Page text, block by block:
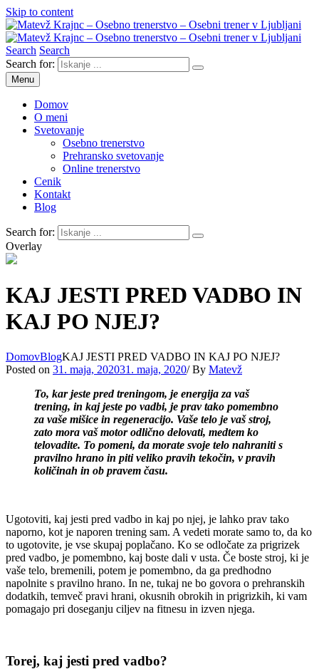
Skip to content
Matevž Krajnc – Osebno trenerstvo – Osebni trener v Ljubljani
Osebno trenerstvo
Search Search
Search for:
Menu
Domov
O meni
Svetovanje
Osebno trenerstvo
Prehransko svetovanje
Online trenerstvo
Cenik
Kontakt
Blog
Search for:
Overlay
KAJ JESTI PRED VADBO IN
KAJ PO NJEJ?
DomovBlogKAJ JESTI PRED VADBO IN KAJ PO NJEJ?
Posted on 31. maja, 202031. maja, 2020/ By Matevž
To, kar jeste pred treningom, je energija za vaš
trening, in kaj jeste po vadbi, je prav tako pomembno
za vaše mišice in regeneracijo. Vaše telo je vaš stroj,
zato mora vaš motor odlično delovati, medtem ko
telovadite. To pomeni, da morate svoje telo nahraniti s
pravilno hrano in piti veliko pravih tekočin, v pravih
količinah in ob pravem času.
Ugotoviti, kaj jesti pred vadbo in kaj po njej, je lahko prav tako
naporno, kot je naporen trening sam. A vedeti morate samo to, da ko
to ugotovite, je vse skupaj poplačano. Ko se odločate za prigrizek
pred vadbo, je pomembno, kaj boste dali v usta. Če boste stroj, ki je
vaše telo, bremenili, potem je pomembno, da ga predhodno
napolnite s pravilno hrano. In ne, tukaj ne bo govora o prehranskih
dodatkih, temveč pravi hrani, okusnih obrokih in prigrizkih, ki vam
pomagajo pri doseganju ciljev na fitnesu in izven njega.
Torej, kaj jesti pred vadbo?